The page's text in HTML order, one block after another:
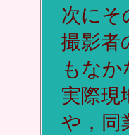
次にそ
撮影者
もな
実際現
や，同